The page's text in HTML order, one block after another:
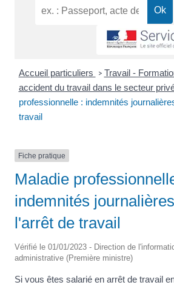
Accueil particuliers > Travail -
accident du travail dans le secteur
professionnelle : indemnités
travail
Fiche pratique
Maladie
indemnités
l'arrêt de travail
Vérifié le 01/01/2023 - Direction de
administrative (Première ministre)
Si vous êtes salarié en arrêt de travail